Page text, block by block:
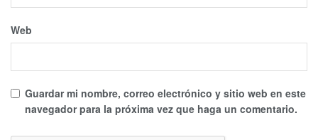
el inicio.
Web
Guardar mi nombre, correo electrónico y sitio web en este
navegador para la próxima vez que haga un comentario.